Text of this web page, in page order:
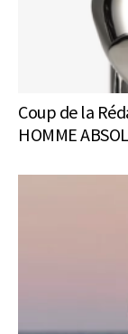
Coup de la
HOMME